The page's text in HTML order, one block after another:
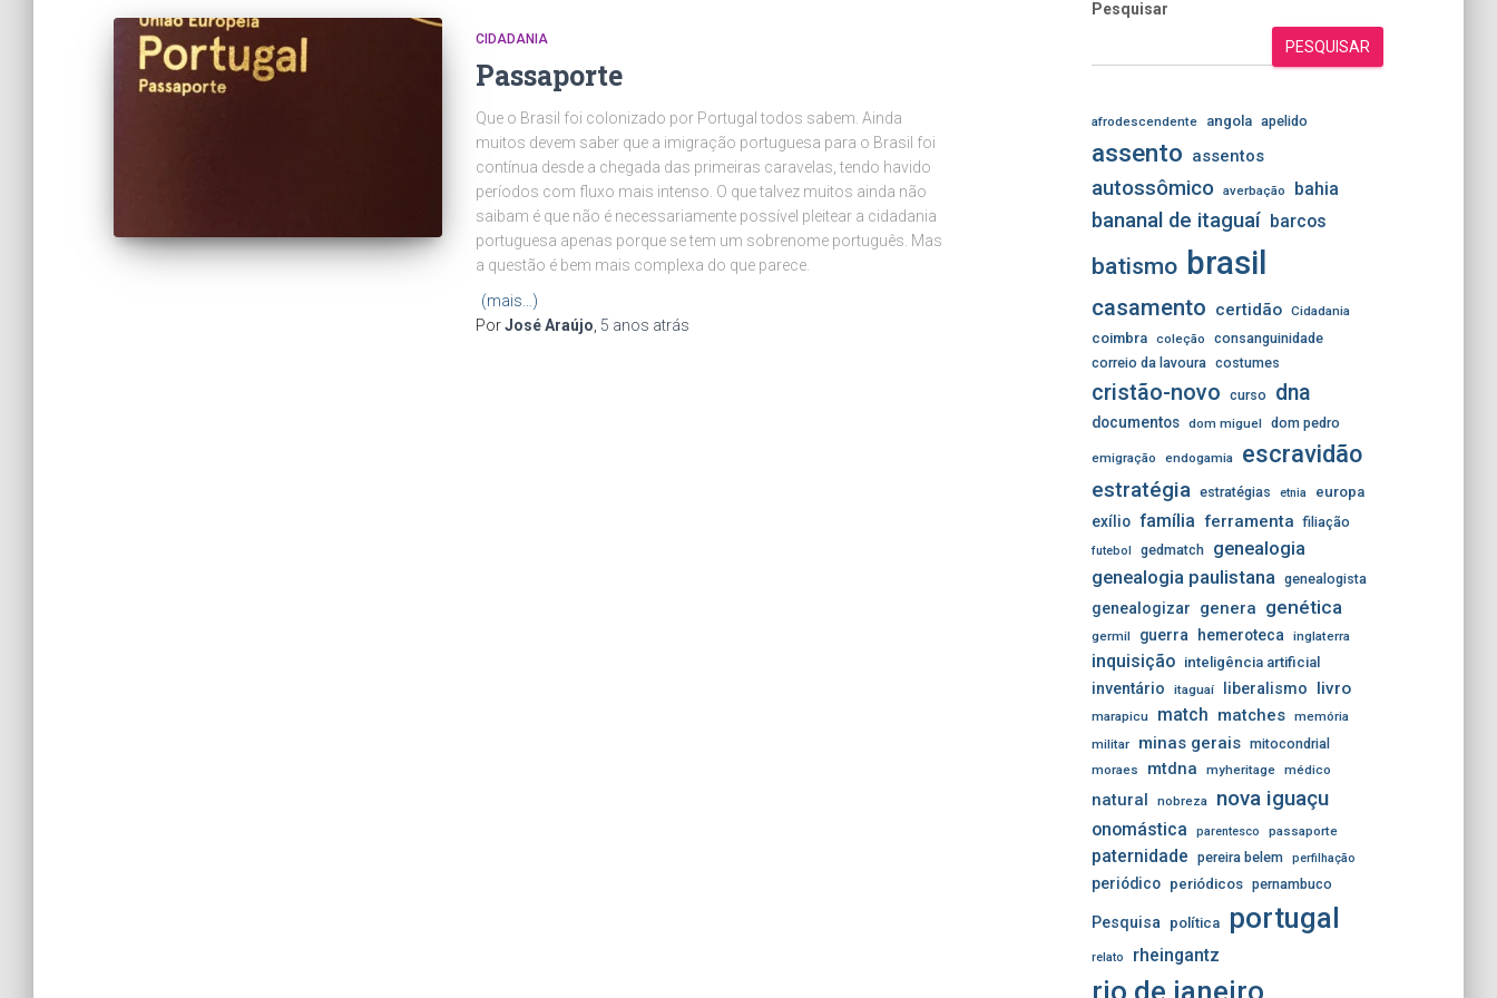
CIDADANIA
Passaporte
Que o Brasil foi colonizado por Portugal todos sabem. Ainda
muitos devem saber que a imigração portuguesa para o Brasil foi
contínua desde a chegada das primeiras caravelas, tendo havido
períodos com fluxo mais intenso. O que talvez muitos ainda não
saibam é que não é necessariamente possível pleitear a cidadania
portuguesa apenas porque se tem um sobrenome português. Mas
a questão é bem mais complexa do que parece.
(mais…)
PorJosé Araújo 5 anos atrás
Pesquisar
PESQUISAR
afrodescendente angola apelido
assento assentos
autossômico averbação bahia
bananal de itaguaí barcos
batismo brasil
casamento certidão Cidadania
coimbra coleção
consanguinidade
correio da lavoura costumes
cristão-novo curso dna
documentos dom miguel dom pedro
emigração endogamia escravidão
estratégia estratégias etnia europa
exílio família ferramenta filiação
futebol gedmatch
genealogia
genealogia paulistana genealogista
genealogizar genera genética
germil guerra hemeroteca inglaterra
inquisição inteligência artificial
inventário itaguaí liberalismo livro
marapicu match matches
memória
militar
minas gerais mitocondrial
moraes mtdna myheritage médico
natural nobreza nova iguaçu
onomástica parentesco passaporte
paternidade pereira belem perfilhação
periódico periódicos pernambuco
Pesquisa política portugal
relato rheingantz
rio de janeiro